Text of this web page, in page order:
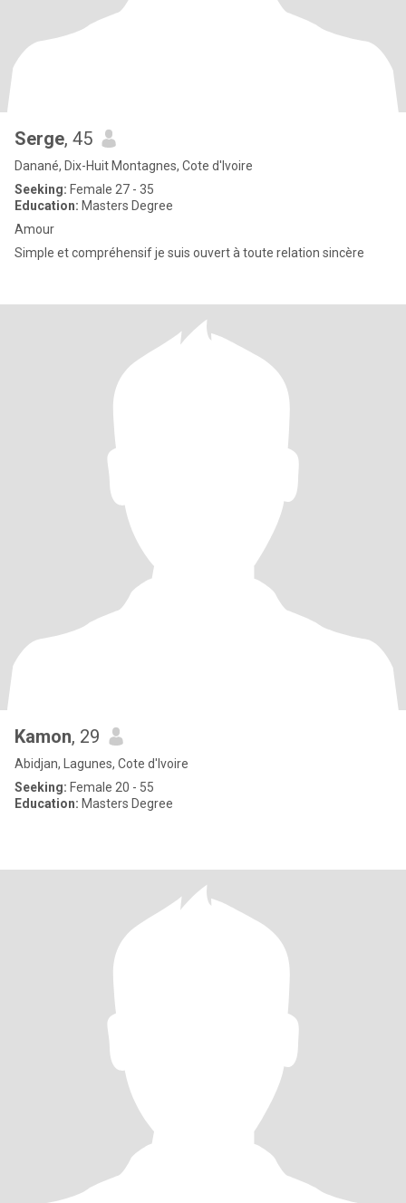
Serge, 45
Danané, Dix-Huit Montagnes, Cote d'Ivoire
Seeking: Female 27 - 35
Education: Masters Degree
Amour
Simple et compréhensif je suis ouvert à toute relation sincère
Kamon, 29
Abidjan, Lagunes, Cote d'Ivoire
Seeking: Female 20 - 55
Education: Masters Degree